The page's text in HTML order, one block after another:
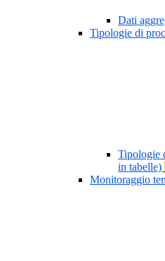
Dati
Tipologie di
Tipologie
in tabelle)
Monitoraggio